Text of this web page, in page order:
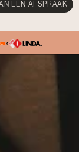
EEN AFSPRAAK